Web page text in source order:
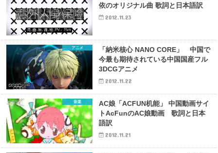
依のオリジナル曲 歌詞と日本語訳
2012.11.23
アニメ
「納米核心 NANO CORE」 中国で
今最も期待されている中国国産フル
3DCGアニメ
2012.11.22
音楽
AC娘「ACFUN机能」 中国動画サイ
トAcFunのAC娘動画 歌詞と日本
語訳
2012.11.21